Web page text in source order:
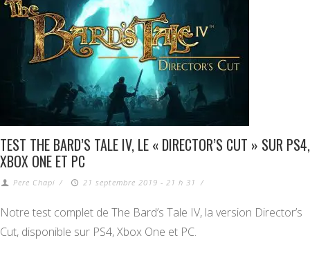
TEST THE BARD’S TALE IV, LE « DIRECTOR’S CUT » SUR PS4,
XBOX ONE ET PC
Pere Chapi / 21 septembre 2019 - 21 h 31 /
Notre test complet de The Bard’s Tale IV, la version Director’s
Cut, disponible sur PS4, Xbox One et PC.